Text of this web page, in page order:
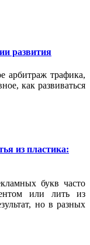
развития
арбитраж трафика,
как развиваться
из пластика:
букв часто
или лить из
но в разных